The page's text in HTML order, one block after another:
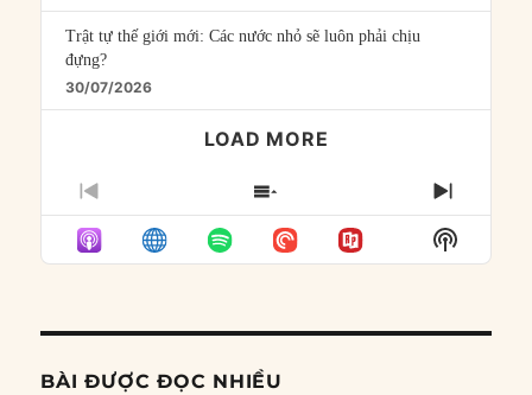
Trật tự thế giới mới: Các nước nhỏ sẽ luôn phải chịu
đựng?
30/07/2026
LOAD MORE
PREVIOUS
EPISODE
SHOW
EPISODES
LIST
NEXT
Show
Podcast
BÀI ĐƯỢC ĐỌC NHIỀU